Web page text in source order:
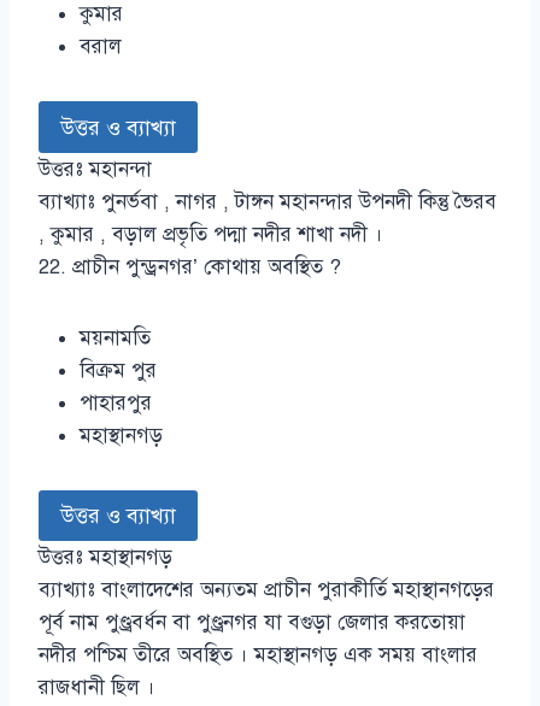
কুমার
বরাল
উত্তর ও ব্যাখ্যা
উত্তরঃ মহানন্দা
ব্যাখ্যাঃ পুনর্ভবা , নাগর , টাঙ্গন মহানন্দার উপনদী কিন্তু ভৈরব
, কুমার , বড়াল প্রভৃতি পদ্মা নদীর শাখা নদী ।
22. প্রাচীন পুন্ড্রনগর’ কোথায় অবস্থিত ?
ময়নামতি
বিক্রম পুর
পাহারপুর
মহাস্থানগড়
উত্তর ও ব্যাখ্যা
উত্তরঃ মহাস্থানগড়
ব্যাখ্যাঃ বাংলাদেশের অন্যতম প্রাচীন পুরাকীর্তি মহাস্থানগড়ের
পূর্ব নাম পুণ্ড্রবর্ধন বা পুণ্ড্রনগর যা বগুড়া জেলার করতোয়া
নদীর পশ্চিম তীরে অবস্থিত । মহাস্থানগড় এক সময় বাংলার
রাজধানী ছিল ।